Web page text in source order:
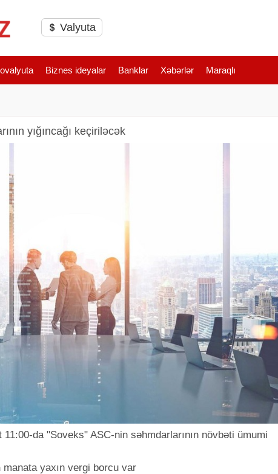
Valyuta
Biznes ideyalar Banklar Xəbərlər Maraqlı
yığıncağı keçiriləcək
da "Soveks" ASC-nin səhmdarlarının növbəti ümumi
yaxın vergi borcu var